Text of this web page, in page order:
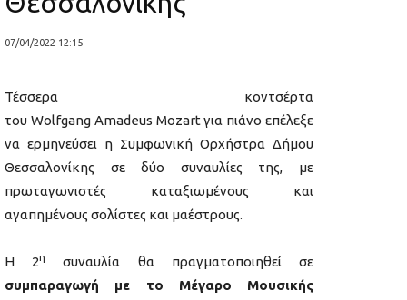
07/04/2022 12:15
Τέσσερα κοντσέρτα
του Wolfgang Amadeus Mozart για πιάνο επέλεξε
να ερμηνεύσει η Συμφωνική Ορχήστρα Δήμου
Θεσσαλονίκης σε δύο συναυλίες της, με
πρωταγωνιστές καταξιωμένους και
αγαπημένους σολίστες και μαέστρους.
Η 2η
συναυλία θα πραγματοποιηθεί σε
συμπαραγωγή με το Μέγαρο Μουσικής